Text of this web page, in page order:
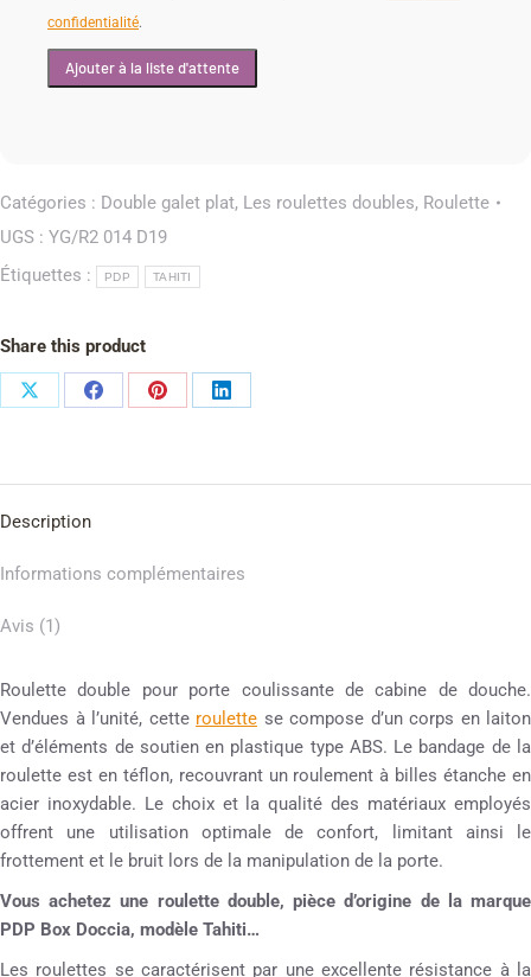
confidentialité.
Catégories : Double galet plat, Les roulettes doubles, Roulette
UGS : YG/R2 014 D19
Étiquettes :
PDP TAHITI
Share this product
Description
Informations complémentaires
Avis (1)
Roulette double pour porte coulissante de cabine de douche.
Vendues à l’unité, cette roulette se compose d’un corps en laiton
et d’éléments de soutien en plastique type ABS. Le bandage de la
roulette est en téflon, recouvrant un roulement à billes étanche en
acier inoxydable. Le choix et la qualité des matériaux employés
offrent une utilisation optimale de confort, limitant ainsi le
frottement et le bruit lors de la manipulation de la porte.
Vous achetez une roulette double, pièce d’origine de la marque
PDP Box Doccia, modèle Tahiti…
Les roulettes se caractérisent par une excellente résistance à la